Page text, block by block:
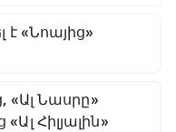
է «Նոայից»
«Ալ Նասրը»
Հիլյալին»